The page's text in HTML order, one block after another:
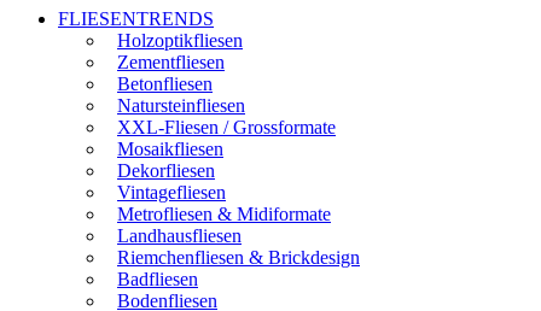
FLIESENTRENDS
Holzoptikfliesen
Zementfliesen
Betonfliesen
Natursteinfliesen
XXL-Fliesen / Grossformate
Mosaikfliesen
Dekorfliesen
Vintagefliesen
Metrofliesen & Midiformate
Landhausfliesen
Riemchenfliesen & Brickdesign
Badfliesen
Bodenfliesen